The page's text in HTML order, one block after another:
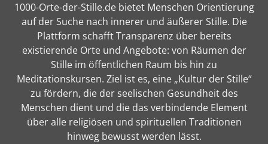
1000-Orte-der-Stille.de bietet Menschen Orientierung
auf der Suche nach innerer und äußerer Stille. Die
Plattform schafft Transparenz über bereits
existierende Orte und Angebote: von Räumen der
Stille im öffentlichen Raum bis hin zu
Meditationskursen. Ziel ist es, eine „Kultur der Stille“
zu fördern, die der seelischen Gesundheit des
Menschen dient und die das verbindende Element
über alle religiösen und spirituellen Traditionen
hinweg bewusst werden lässt.